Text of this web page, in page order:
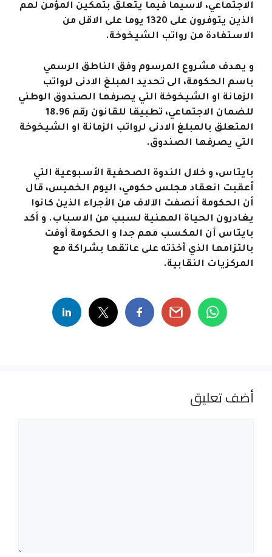
الاجتماعي، لاسيما فيما يتعلق بتمكين المؤمن لهم
الذين يتوفرون على 1320 يوما على الاقل من
الاستفادة من رواتب الشيخوخة.
و يهدف مشروع المرسوم وفق الناطق الرسمي
باسم الحكومة، الى تحديد المبلغ الادنى لرواتب
الزمانة او الشيخوخة التي يصرفها الصندوق الوطني
للضمان الاجتماعي، تطبيقا للقانون رقم 18.96
المتعلق بالمبلغ الادنى لرواتب الزمانة او الشيخوخة
التي يصرفها الصندوق.
بايتاس، و خلال الندوة الصحفية الأسبوعية التي
أعقبت انعقاد مجلس حكومي، اليوم الخميس، قال
أن الحكومة أنصفت الآلاف من الأجراء الذين كانوا
يغادرون الحياة المهنية لسبب من الاسباب. و أكد
بايتاس أن المكسب مهم جدا و الحكومة أوفت
بالتزامها الذي أخذته على عاتقها بشراكة مع
المركزيات النقابية.
أضف تعليق